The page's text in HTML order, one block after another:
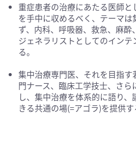
重症患者の治療にあたる医師
を手中に収めるべく、テーマは
ず、内科、呼吸器、救急、麻酔
ジェネラリストとしてのイン
る。
集中治療専門医、それを目指
門ナース、臨床工学技士、さ
し、集中治療を体系的に語り
きる共通の場(=アゴラ)を提供す